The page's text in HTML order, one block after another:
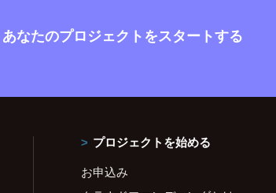
あなたのプロジェクトをスタートする
プロジェクトを始める
お申込み